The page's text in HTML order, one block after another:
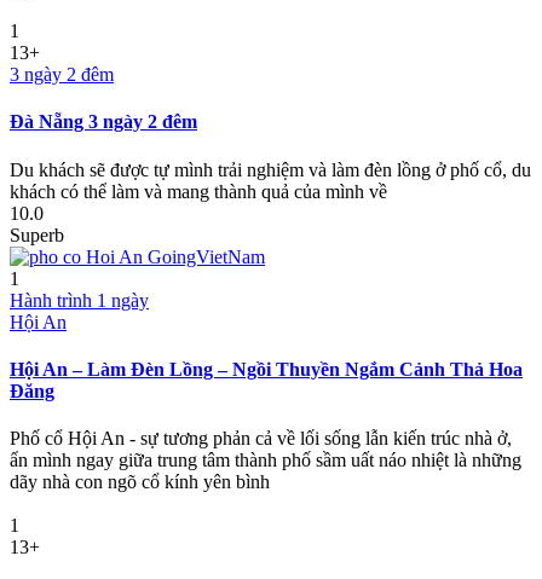
1
13+
3 ngày 2 đêm
Đà Nẵng 3 ngày 2 đêm
Du khách sẽ được tự mình trải nghiệm và làm đèn lồng ở phố cổ, du
khách có thể làm và mang thành quả của mình về
10.0
Superb
1
Hành trình 1 ngày
Hội An
Hội An – Làm Đèn Lồng – Ngồi Thuyền Ngắm Cảnh Thả Hoa
Đăng
Phố cổ Hội An - sự tương phản cả về lối sống lẫn kiến trúc nhà ở,
ẩn mình ngay giữa trung tâm thành phố sầm uất náo nhiệt là những
dãy nhà con ngõ cổ kính yên bình
1
13+